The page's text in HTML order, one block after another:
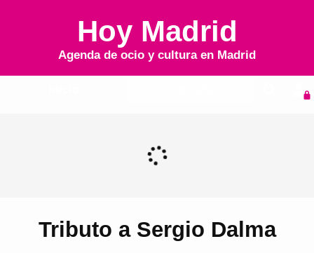
Hoy Madrid
Agenda de ocio y cultura en Madrid
Tributo a Sergio Dalma